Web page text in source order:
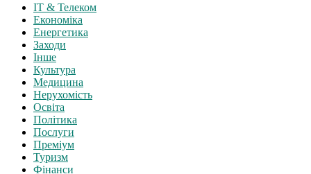
IT & Телеком
Економіка
Енергетика
Заходи
Інше
Культура
Медицина
Нерухомість
Освіта
Політика
Послуги
Преміум
Туризм
Фінанси